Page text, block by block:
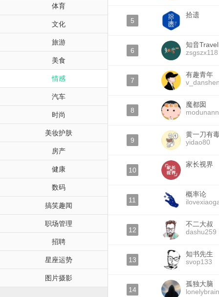
体育
文化
旅游
美食
情感
汽车
时尚
美妆护肤
房产
健康
数码
搞笑趣闻
职场管理
招聘
星座运势
图片摄影
5
拾遗
6
知音Travel
zsgszx118
7
有趣青年
8
魔都囡
modunann
9
黄一刀有
yidao80
10
家长视界
11
概率论
12
不二大叔
dashu259
13
知书先生
svop133
14
孤独大脑
lonelybrain